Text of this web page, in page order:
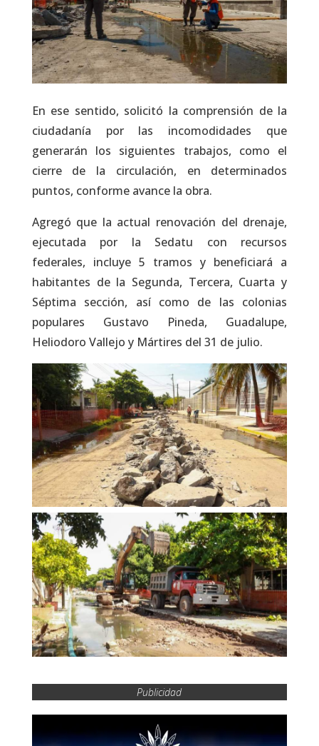
En ese sentido, solicitó la comprensión de la
ciudadanía por las incomodidades que
generarán los siguientes trabajos, como el
cierre de la circulación, en determinados
puntos, conforme avance la obra.
Agregó que la actual renovación del drenaje,
ejecutada por la Sedatu con recursos
federales, incluye 5 tramos y beneficiará a
habitantes de la Segunda, Tercera, Cuarta y
Séptima sección, así como de las colonias
populares Gustavo Pineda, Guadalupe,
Heliodoro Vallejo y Mártires del 31 de julio.
Publicidad